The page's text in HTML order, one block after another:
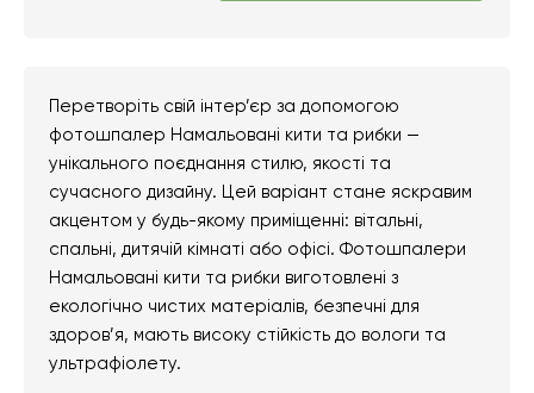
Перетворіть свій інтер’єр за допомогою
фотошпалер Намальовані кити та рибки —
унікального поєднання стилю, якості та
сучасного дизайну. Цей варіант стане яскравим
акцентом у будь-якому приміщенні: вітальні,
спальні, дитячій кімнаті або офісі. Фотошпалери
Намальовані кити та рибки виготовлені з
екологічно чистих матеріалів, безпечні для
здоров’я, мають високу стійкість до вологи та
ультрафіолету.